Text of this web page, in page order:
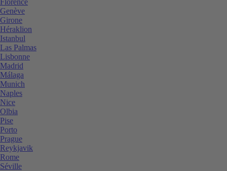
Genève
Girone
Héraklion
Istanbul
Las Palmas
Lisbonne
Madrid
Málaga
Munich
Naples
Nice
Olbia
Pise
Porto
Prague
Reykjavik
Rome
Séville